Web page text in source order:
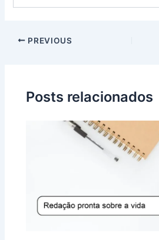
PREVIOUS
Posts relacionados